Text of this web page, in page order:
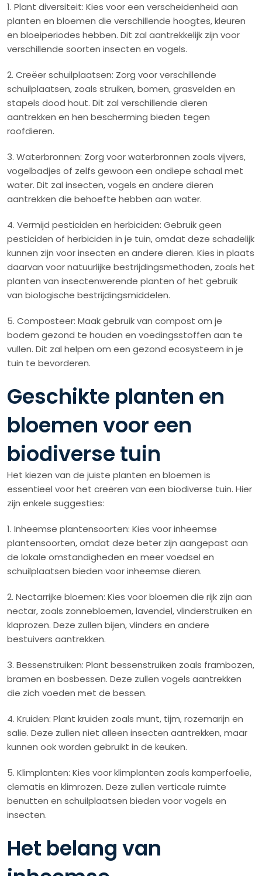
1. Plant diversiteit: Kies voor een verscheidenheid aan
planten en bloemen die verschillende hoogtes, kleuren
en bloeiperiodes hebben. Dit zal aantrekkelijk zijn voor
verschillende soorten insecten en vogels.
2. Creëer schuilplaatsen: Zorg voor verschillende
schuilplaatsen, zoals struiken, bomen, grasvelden en
stapels dood hout. Dit zal verschillende dieren
aantrekken en hen bescherming bieden tegen
roofdieren.
3. Waterbronnen: Zorg voor waterbronnen zoals vijvers,
vogelbadjes of zelfs gewoon een ondiepe schaal met
water. Dit zal insecten, vogels en andere dieren
aantrekken die behoefte hebben aan water.
4. Vermijd pesticiden en herbiciden: Gebruik geen
pesticiden of herbiciden in je tuin, omdat deze schadelijk
kunnen zijn voor insecten en andere dieren. Kies in plaats
daarvan voor natuurlijke bestrijdingsmethoden, zoals het
planten van insectenwerende planten of het gebruik
van biologische bestrijdingsmiddelen.
5. Composteer: Maak gebruik van compost om je
bodem gezond te houden en voedingsstoffen aan te
vullen. Dit zal helpen om een gezond ecosysteem in je
tuin te bevorderen.
Geschikte planten en
bloemen voor een
biodiverse tuin
Het kiezen van de juiste planten en bloemen is
essentieel voor het creëren van een biodiverse tuin. Hier
zijn enkele suggesties:
1. Inheemse plantensoorten: Kies voor inheemse
plantensoorten, omdat deze beter zijn aangepast aan
de lokale omstandigheden en meer voedsel en
schuilplaatsen bieden voor inheemse dieren.
2. Nectarrijke bloemen: Kies voor bloemen die rijk zijn aan
nectar, zoals zonnebloemen, lavendel, vlinderstruiken en
klaprozen. Deze zullen bijen, vlinders en andere
bestuivers aantrekken.
3. Bessenstruiken: Plant bessenstruiken zoals frambozen,
bramen en bosbessen. Deze zullen vogels aantrekken
die zich voeden met de bessen.
4. Kruiden: Plant kruiden zoals munt, tijm, rozemarijn en
salie. Deze zullen niet alleen insecten aantrekken, maar
kunnen ook worden gebruikt in de keuken.
5. Klimplanten: Kies voor klimplanten zoals kamperfoelie,
clematis en klimrozen. Deze zullen verticale ruimte
benutten en schuilplaatsen bieden voor vogels en
insecten.
Het belang van